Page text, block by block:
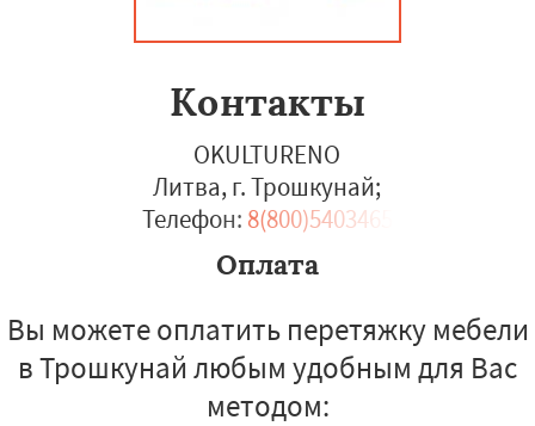
Контакты
OKULTURENO
Литва, г. Трошкунай;
Телефон: 8(800)5403465
Оплата
Вы можете оплатить перетяжку мебели
в Трошкунай любым удобным для Вас
методом: